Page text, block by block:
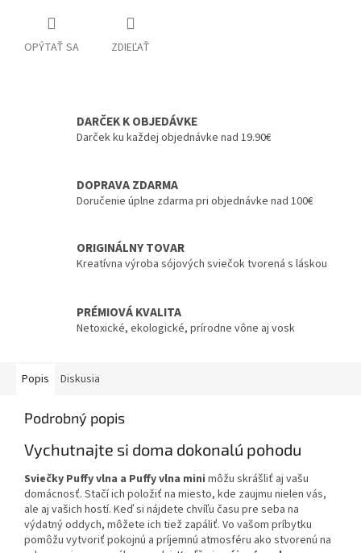
OPÝTAŤ SA ZDIEĽAŤ
DARČEK K OBJEDÁVKE
Darček ku každej objednávke nad 19.90€
DOPRAVA ZDARMA
Doručenie úplne zdarma pri objednávke nad 100€
ORIGINÁLNY TOVAR
Kreatívna výroba sójových sviečok tvorená s láskou
PRÉMIOVÁ KVALITA
Netoxické, ekologické, prírodne vône aj vosk
Popis Diskusia
Podrobný popis
Vychutnajte si doma dokonalú pohodu
Sviečky Puffy vlna a Puffy vlna mini môžu skrášliť aj vašu
domácnosť. Stačí ich položiť na miesto, kde zaujmu nielen vás,
ale aj vašich hostí. Keď si nájdete chvíľu času pre seba na
výdatný oddych, môžete ich tiež zapáliť. Vo vašom príbytku
pomôžu vytvoriť pokojnú a príjemnú atmosféru ako stvorenú na